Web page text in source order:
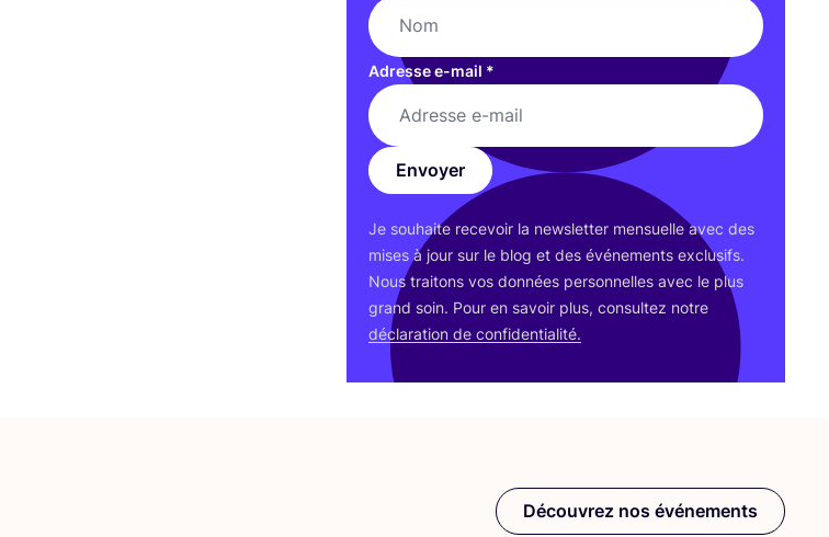
Adresse e-mail *
Envoyer
Je sou­haite rece­voir la news­let­ter men­suelle avec des
mises à jour sur le blog et des évé­ne­ments exclu­sifs.
Nous trai­tons vos don­nées per­son­nelles avec le plus
grand soin. Pour en savoir plus, consul­tez notre
décla­ra­tion de confidentialité.
Découvrez nos événements